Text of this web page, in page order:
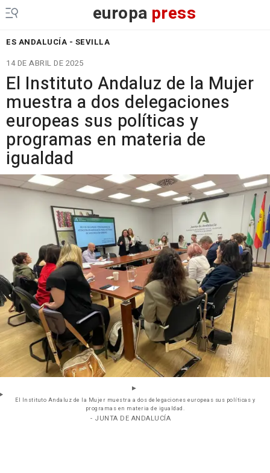
europa press
ES ANDALUCÍA - SEVILLA
14 DE ABRIL DE 2025
El Instituto Andaluz de la Mujer
muestra a dos delegaciones
europeas sus políticas y
programas en materia de
igualdad
El Instituto Andaluz de la Mujer muestra a dos delegaciones europeas sus políticas y
programas en materia de igualdad.
- JUNTA DE ANDALUCÍA